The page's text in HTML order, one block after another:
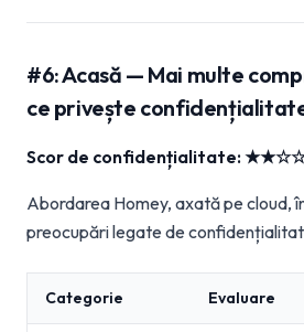
#6: Acasă — Mai multe
ce privește
Scor de confidențialitate:
Abordarea Homey, axată pe cloud,
preocupări legate de
Categorie Evaluare